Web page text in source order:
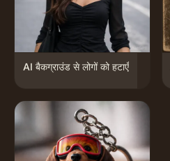
AI बैकग्राउंड से लोगों को हटाएँ